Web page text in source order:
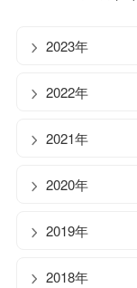
2023年
2022年
2021年
2020年
2019年
2018年